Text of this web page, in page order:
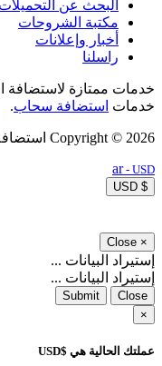
البحث عن التحميلات
مكتبة الشروحات
أخبار وإعلانات
راسلنا
خدمات ممتازة لاستضافة
خدمات استضافة سحاب.
Copyright © 2026 استضافة ون دولار. All Rights Reserved.
ar- USD
$ USD
×
Close
إستيراد البيانات ...
إستيراد البيانات ...
Close
Submit
×
عملتك الحالية هي $USD